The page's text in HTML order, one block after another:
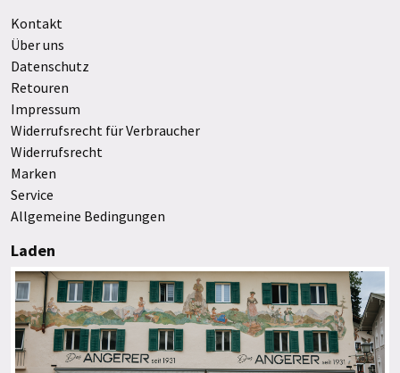
Kontakt
Über uns
Datenschutz
Retouren
Impressum
Widerrufsrecht für Verbraucher
Widerrufsrecht
Marken
Service
Allgemeine Bedingungen
Laden